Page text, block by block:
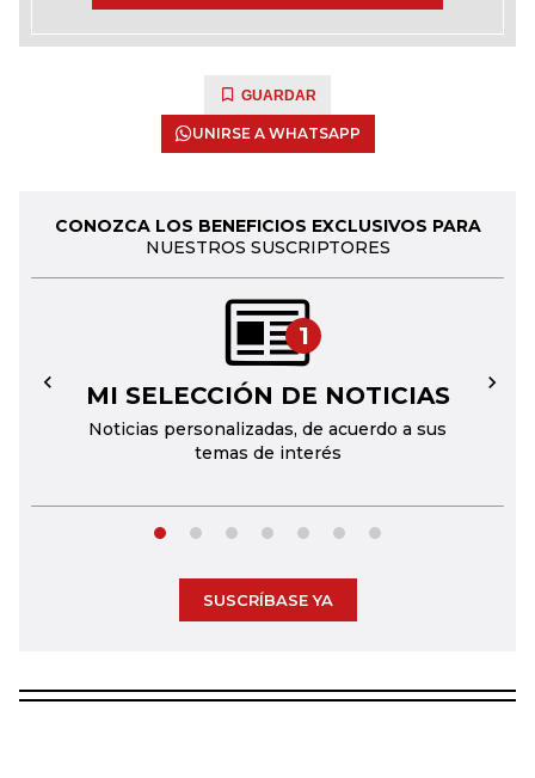
GUARDAR
UNIRSE A WHATSAPP
CONOZCA LOS BENEFICIOS EXCLUSIVOS PARA
NUESTROS SUSCRIPTORES
1
MI SELECCIÓN DE NOTICIAS
Noticias personalizadas, de acuerdo a sus
temas de interés
← →
SUSCRÍBASE YA